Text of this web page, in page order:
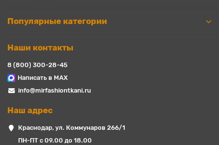
Популярные категории
Наши контакты
8 (800) 300-28-45
Написать в MAX
info@mirfashiontkani.ru
Наш адрес
Краснодар, ул. Коммунаров 266/1
ПН-ПТ с 09.00 до 18.00